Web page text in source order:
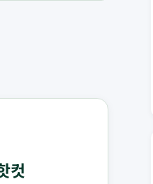
컷